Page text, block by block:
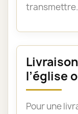
transmettre.
l’église
Pour une